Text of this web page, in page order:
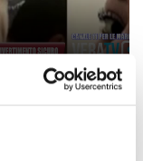
nasce